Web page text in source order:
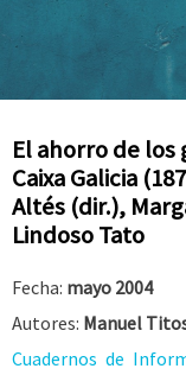
El ahorro de los
Caixa Galicia
Altés (dir.),
Lindoso Tato
Fecha: mayo 2004
Autores: Manuel
Cuadernos de